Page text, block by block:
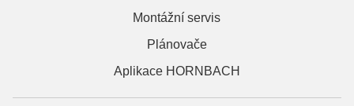
Montážní servis
Plánovače
Aplikace HORNBACH